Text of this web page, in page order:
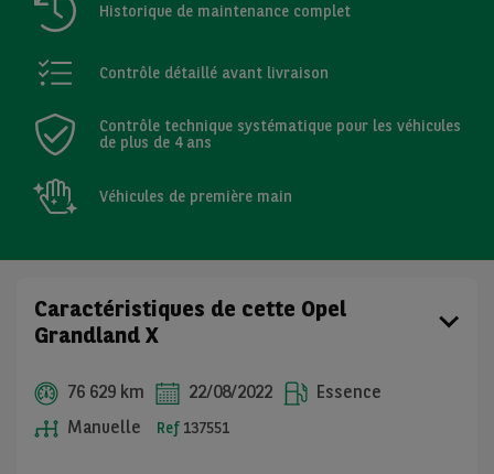
Historique de maintenance complet
Contrôle détaillé avant livraison
Contrôle technique systématique pour les véhicules
de plus de 4 ans
Véhicules de première main
Caractéristiques de cette Opel
Grandland X
76 629 km 22/08/2022
Essence
Manuelle
Ref 137551